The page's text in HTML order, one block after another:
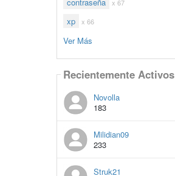
x 67
xp x 66
Ver Más
Recientemente Activos
Novolla
183
Milidian09
233
Struk21